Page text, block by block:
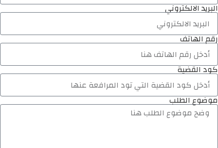
البريد الالكتروني
رقم الهاتف
كود القضية
موضوع الطلب